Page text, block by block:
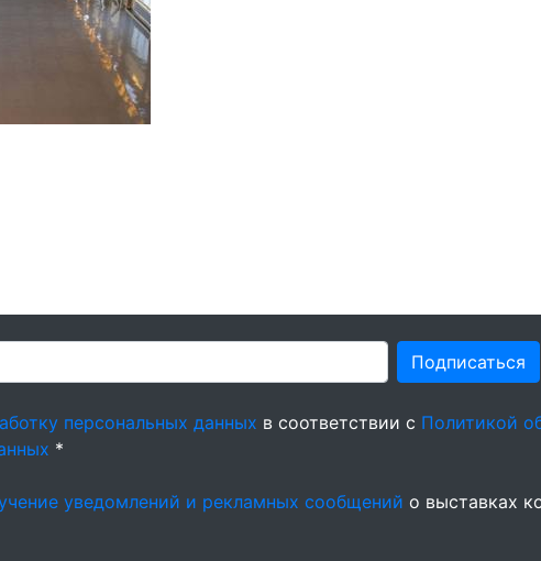
Подписаться
персональных данных в соответствии с Политикой
*
уведомлений и рекламных сообщений о выставках